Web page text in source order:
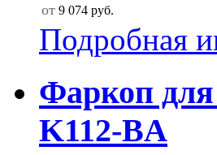
от 9 074 руб.
Подробная
Фаркоп
K112-BA